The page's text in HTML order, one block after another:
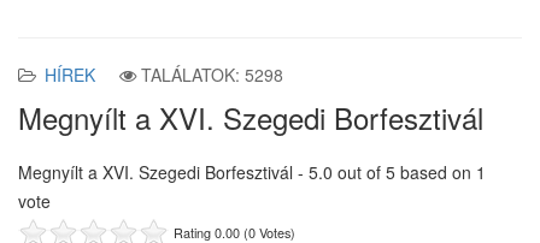
HÍREK TALÁLATOK: 5298
Megnyílt a XVI. Szegedi Borfesztivál
Megnyílt a XVI. Szegedi Borfesztivál - 5.0 out of 5 based on 1
vote
Rating 0.00 (0 Votes)